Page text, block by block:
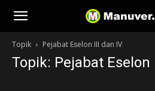
Manuver
Topik Pejabat Eselon III dan IV
Topik: Pejabat Eselon